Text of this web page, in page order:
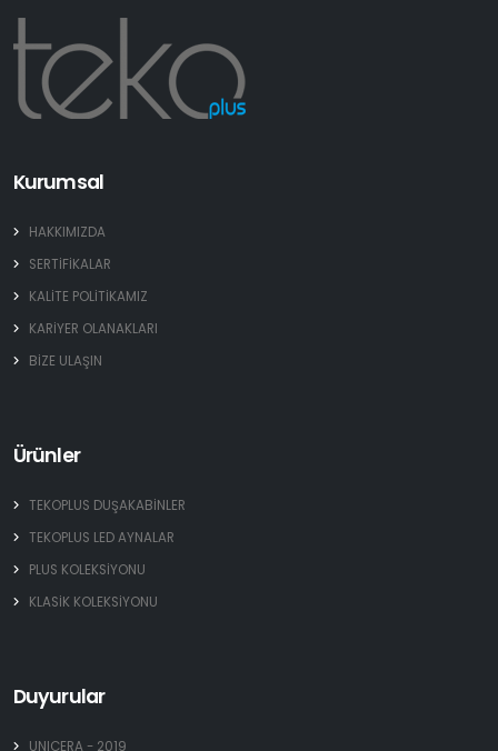
Kurumsal
HAKKIMIZDA
SERTİFİKALAR
KALİTE POLİTİKAMIZ
KARİYER OLANAKLARI
BİZE ULAŞIN
Ürünler
TEKOPLUS DUŞAKABİNLER
TEKOPLUS LED AYNALAR
PLUS KOLEKSİYONU
KLASİK KOLEKSİYONU
Duyurular
UNICERA - 2019